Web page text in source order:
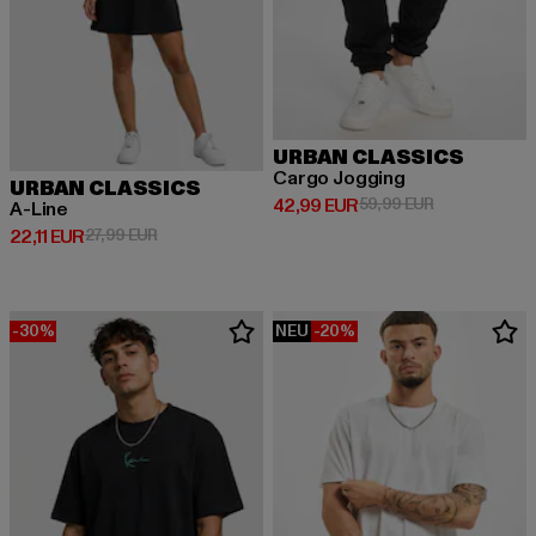
URBAN CLASSICS
A-Line
22,11 EUR
Derzeitiger Preis: 22,11 EUR
27,99 EURAktionspreis: 27,99 EUR
URBAN CLASSICS
Cargo Jogging
42,99 EUR
Derzeitiger Preis: 42,99 EUR
59,99 EURAktionspreis:
-30% NEU -20%